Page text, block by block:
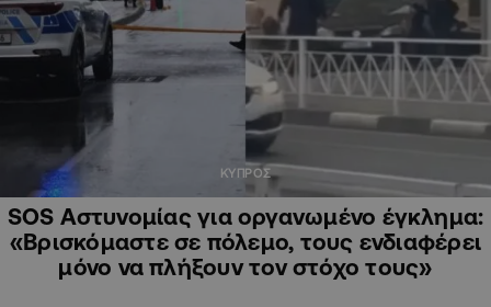
ΚΥΠΡΟΣ
SOS Αστυνομίας για οργανωμένο έγκλημα:
«Βρισκόμαστε σε πόλεμο, τους ενδιαφέρει
μόνο να πλήξουν τον στόχο τους»